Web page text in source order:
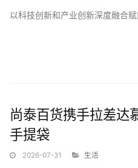
以科技创新和产业创新深度融合
面向新一轮能源革命和产业变革
色低碳转型，既是保障国家能源
尚泰百货携手拉差达
手提袋
2026-07-31 生活